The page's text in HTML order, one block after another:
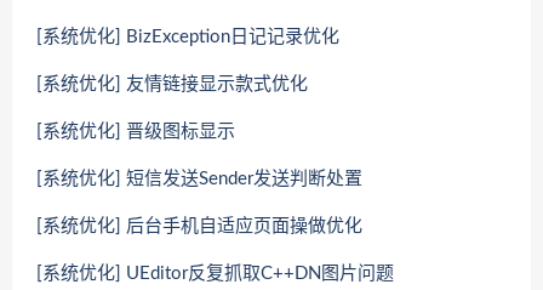
[系统优化] BizException日记记录优化
[系统优化] 友情链接显示款式优化
[系统优化] 晋级图标显示
[系统优化] 短信发送Sender发送判断处置
[系统优化] 后台手机自适应页面操做优化
[系统优化] UEditor反复抓取C++DN图片问题